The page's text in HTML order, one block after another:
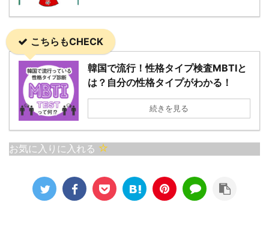
成功、または調和をもた
らすという考えを表して
います。時には戦わずし
て勝つことを意味する戦
略的な思想です。 日本語
の諺で似た意味を持つも
のに「負けるが勝ち」が
あります。これも無意味
な争いは相手に勝利を譲
る方が賢 ...
分ける必要がない」場
体的には、組織内で公金
を私的に扱う場面で用い
られることがあります。
また「結局、出処は同じ
お金」という意味で使わ
れることがあります。 ...
こちらもCHECK
韓国で流行！性格タイプ検査MBTIと
は？自分の性格タイプがわかる！
続きを見る
お気に入りに入れる